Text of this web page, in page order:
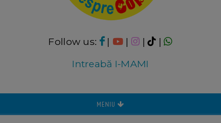
Follow us: | | |
|
Intreabă I-MAMI
MENIU